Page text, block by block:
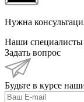
Нужна
Наши специалисты
Задать вопрос
Будьте в курсе